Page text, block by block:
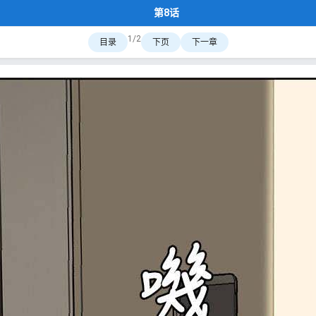
第8话
目录 1/2 下页 下一章